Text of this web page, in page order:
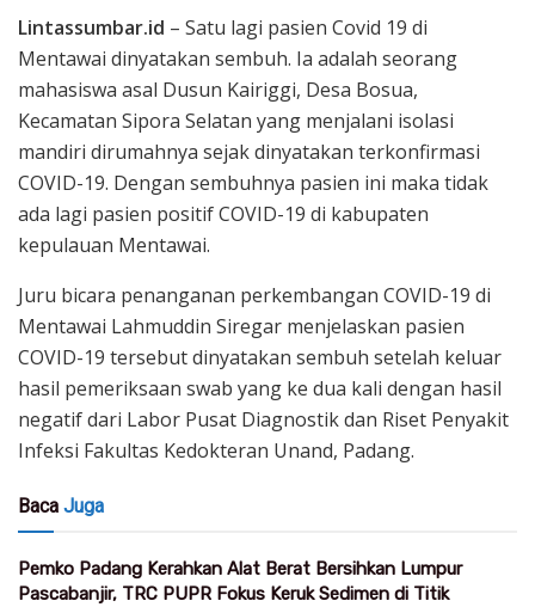
Lintassumbar.id – Satu lagi pasien Covid 19 di
Mentawai dinyatakan sembuh. Ia adalah seorang
mahasiswa asal Dusun Kairiggi, Desa Bosua,
Kecamatan Sipora Selatan yang menjalani isolasi
mandiri dirumahnya sejak dinyatakan terkonfirmasi
COVID-19. Dengan sembuhnya pasien ini maka tidak
ada lagi pasien positif COVID-19 di kabupaten
kepulauan Mentawai.
Juru bicara penanganan perkembangan COVID-19 di
Mentawai Lahmuddin Siregar menjelaskan pasien
COVID-19 tersebut dinyatakan sembuh setelah keluar
hasil pemeriksaan swab yang ke dua kali dengan hasil
negatif dari Labor Pusat Diagnostik dan Riset Penyakit
Infeksi Fakultas Kedokteran Unand, Padang.
Baca Juga
Pemko Padang Kerahkan Alat Berat Bersihkan Lumpur
Pascabanjir, TRC PUPR Fokus Keruk Sedimen di Titik